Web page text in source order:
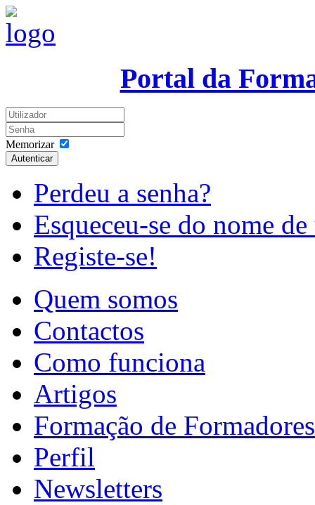
Portal da
Memorizar
Autenticar
Perdeu a senha?
Esqueceu-se do nome
Registe-se!
Quem somos
Contactos
Como funciona
Artigos
Formação de Formadores
Perfil
Newsletters